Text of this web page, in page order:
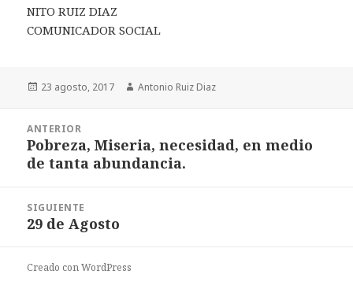
NITO RUIZ DIAZ
COMUNICADOR SOCIAL
Publicado
23 agosto, 2017 Autor
Antonio Ruiz Diaz
entradas
ANTERIOR
Entrada
anterior:
Pobreza, Miseria, necesidad, en medio
de tanta abundancia.
SIGUIENTE
Entrada
29 de Agosto
Creado con WordPress